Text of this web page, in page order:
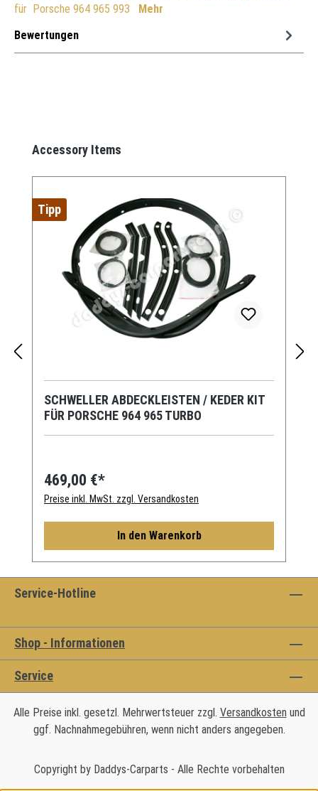
für Porsche 964 965 993
Mehr
Bewertungen
Produktgalerie überspringen
Accessory Items
Tipp
SCHWELLER ABDECKLEISTEN / KEDER KIT
FÜR PORSCHE 964 965 TURBO
469,00 €*
Preise inkl. MwSt. zzgl. Versandkosten
In den Warenkorb
Service-Hotline
Shop - Informationen
Service
Alle Preise inkl. gesetzl. Mehrwertsteuer zzgl. Versandkosten und
ggf. Nachnahmegebühren, wenn nicht anders angegeben.
Copyright by Daddys-Carparts - Alle Rechte vorbehalten